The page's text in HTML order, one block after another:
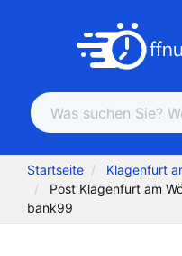
Startseite
Klagenfurt
Post Klagenfurt am
bank99